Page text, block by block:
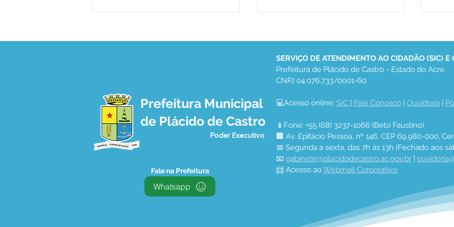
Plácido de Castro, um
verdadeiro canteiro de
Obras
APROVEITA O VERÃO E
AVANÇA NA CORREÇÃO E
DESOBSTRUÇÃO DE
BUEIROS
Prefeitura Municipal
de Plácido de Castro
Poder Executivo
Fale na Prefeitura
Whatsapp
SERVIÇO DE ATENDIMENTO AO CIDADÃO (SIC) E
Prefeitura de Plácido de Castro - Estado do Acre
CNPJ 04.076.733/0001-60
💻Acesso online: SIC | Fale Conosco | Ouvidoria |
📱Fone: +55 (68) 3237-1066 (Beto Faustino)
🏢 Av. Epitácio Pessoa, nº 146, CEP 69.980-000,
📅 Segunda a sexta, das 7h às 13h (Fechado aos
📧 gabinete@placidodecastro.ac.gov.br |
📨 Acesso ao Webmail Corporativo